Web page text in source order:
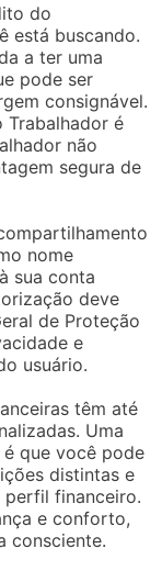
do
está buscando.
a ter uma
pode ser
consignável.
Trabalhador é
não
segura de
nome
sua conta
deve
de Proteção
e
usuário.
têm até
Uma
é que você pode
distintas e
perfil financeiro.
e conforto,
consciente.